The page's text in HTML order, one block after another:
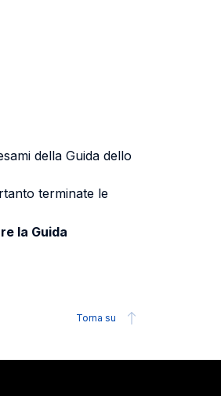
della Guida dello
terminate le
la Guida
Torna su